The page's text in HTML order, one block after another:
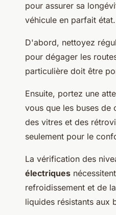
pour assurer sa
véhicule en parfait état.
D'abord, nettoyez
pour dégager les
particulière doit être
Ensuite, portez une
vous que les buses de
des vitres et des
seulement pour le
La vérification des
électriques
refroidissement et de
liquides résistants aux